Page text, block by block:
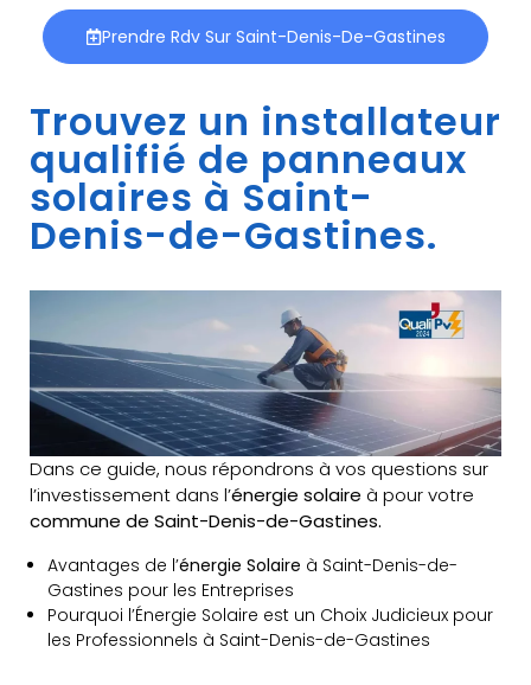
Prendre Rdv Sur Saint-Denis-De-Gastines
Trouvez un installateur
qualifié de panneaux
solaires à Saint-
Denis-de-Gastines.
Dans ce guide, nous répondrons à vos questions sur
l’investissement dans l’énergie solaire à pour votre
commune de Saint-Denis-de-Gastines.
Avantages de l’énergie Solaire à Saint-Denis-de-
Gastines pour les Entreprises
Pourquoi l’Énergie Solaire est un Choix Judicieux pour
les Professionnels à Saint-Denis-de-Gastines